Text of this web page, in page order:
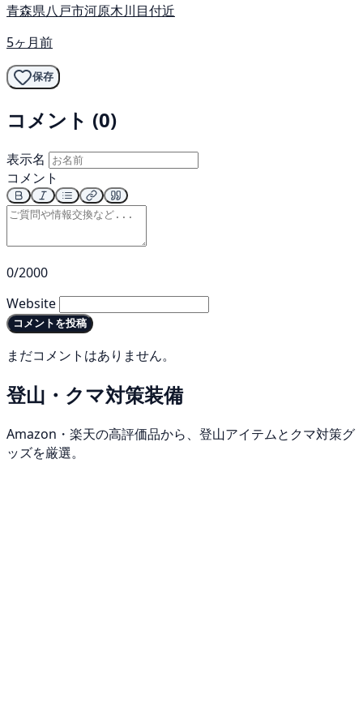
青森県八戸市河原木川目付近
5ヶ月前
保存
コメント (0)
表示名
コメント
0/2000
Website
コメントを投稿
まだコメントはありません。
登山・クマ対策装備
Amazon・楽天の高評価品から、登山アイテムとクマ対策グ
ッズを厳選。